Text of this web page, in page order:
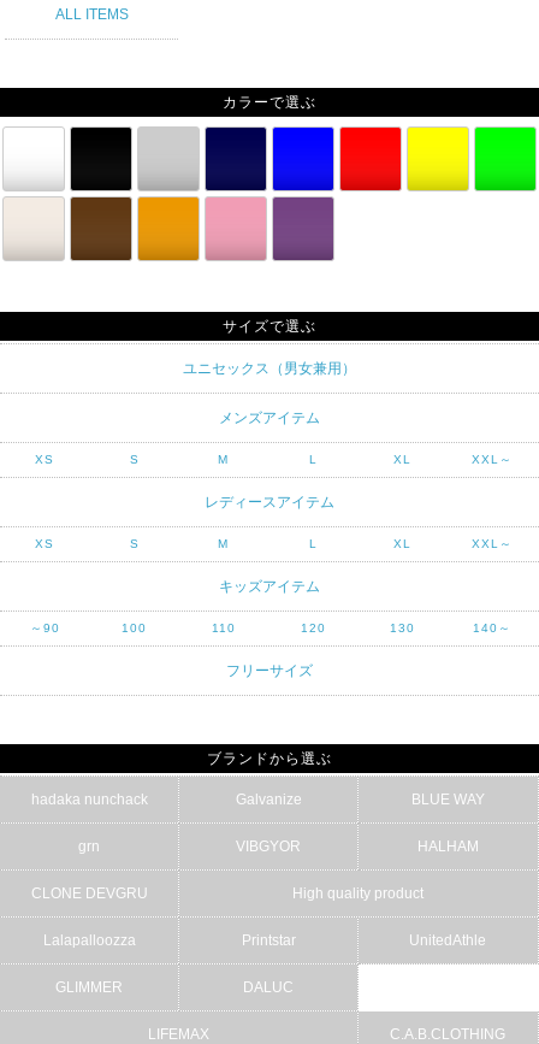
ALL ITEMS
カラーで選ぶ
サイズで選ぶ
ユニセックス（男女兼用）
メンズアイテム
XS S M L XL XXL～
レディースアイテム
XS S M L XL XXL～
キッズアイテム
～90 100 110 120 130 140～
フリーサイズ
ブランドから選ぶ
hadaka nunchack Galvanize BLUE WAY
grn VIBGYOR HALHAM
CLONE DEVGRU High quality product
Lalapalloozza Printstar UnitedAthle
GLIMMER DALUC
LIFEMAX C.A.B.CLOTHING